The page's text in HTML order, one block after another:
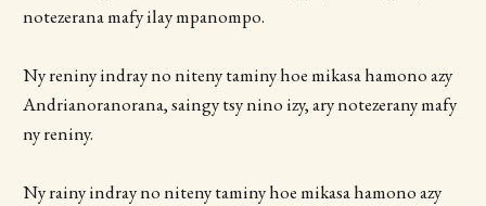
notezerana mafy ilay mpanompo.
Ny reniny indray no niteny taminy hoe mikasa hamono azy
Andrianoranorana, saingy tsy nino izy, ary notezerany mafy
ny reniny.
Ny rainy indray no niteny taminy hoe mikasa hamono azy